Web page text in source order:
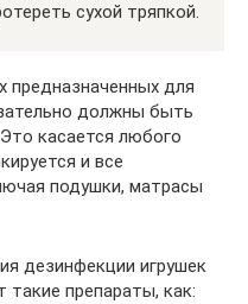
сухой тряпкой.
предназначенных для
должны быть
касается любого
и все
подушки, матрасы
дезинфекции игрушек
препараты, как: